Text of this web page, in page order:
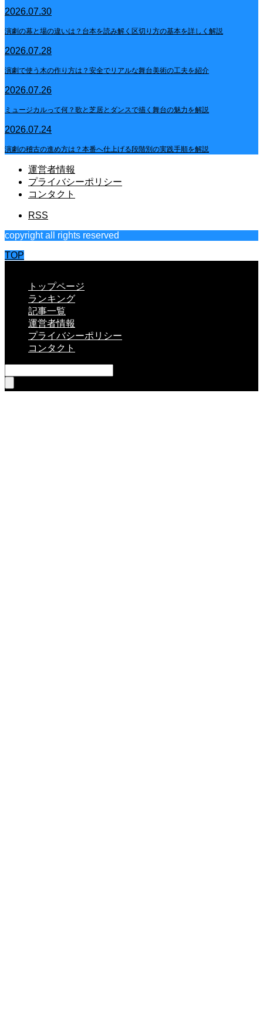
2026.07.30
演劇の幕と場の違いは？台本を読み解く区切り方の基本を詳しく解説
2026.07.28
演劇で使う木の作り方は？安全でリアルな舞台美術の工夫を紹介
2026.07.26
ミュージカルって何？歌と芝居とダンスで描く舞台の魅力を解説
2026.07.24
演劇の稽古の進め方は？本番へ仕上げる段階別の実践手順を解説
運営者情報
プライバシーポリシー
コンタクト
RSS
copyright all rights reserved
TOP
トップページ
ランキング
記事一覧
運営者情報
プライバシーポリシー
コンタクト